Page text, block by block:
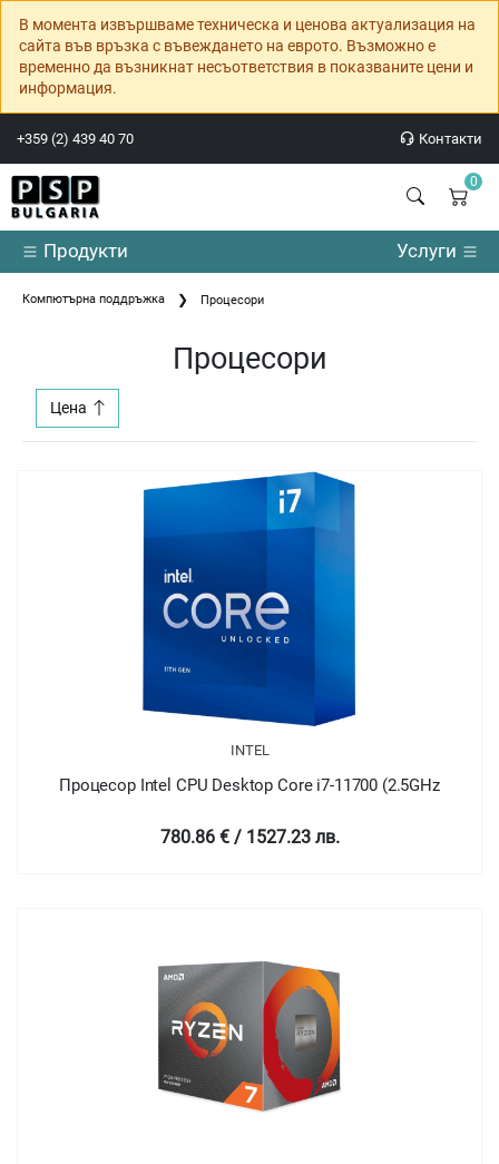
В момента извършваме техническа и ценова актуализация на
сайта във връзка с въвеждането на еврото. Възможно е
временно да възникнат несъответствия в показваните цени и
информация.
+359 (2) 439 40 70 Контакти
0
Продукти Услуги
Компютърна поддръжка Процесори
Процесори
Цена
INTEL
Процесор Intel CPU Desktop Core i7-11700 (2.5GHz
780.86 € / 1527.23 лв.